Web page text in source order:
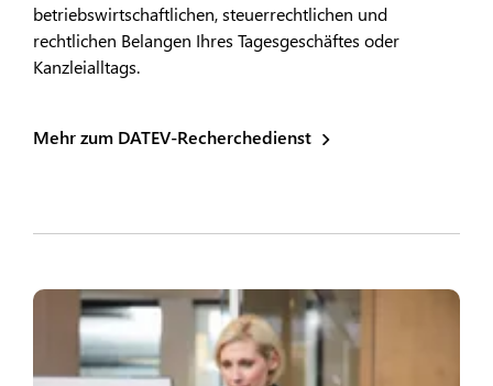
betriebswirtschaftlichen, steuerrechtlichen und
rechtlichen Belangen Ihres Tagesgeschäftes oder
Kanzleialltags.
Mehr zum DATEV-Recherchedienst